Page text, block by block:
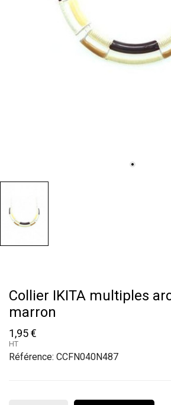
Collier IKITA multiples
marron
1,95 €
HT
Référence: CCFN040N487